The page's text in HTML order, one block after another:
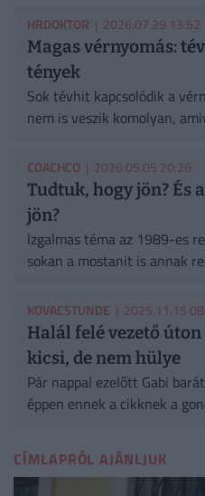
HRDOKTOR | 2026.07.29 13:52
Magas vérnyomás:
tények
Sok tévhit kapcsolódik a
nem is veszik komolyan,
COACHCO | 2026.05.05 20:26
Tudtuk, hogy jön? És
jön?
Izgalmas téma az 1989-es
sokan a mostanit is annak
KOVACSTUNDE | 2025.11.15
Halál felé vezető úton
kicsi, de nem hülye
Pár nappal ezelőtt Gabi
éppen ennek a cikknek a
CÍMLAPRÓL AJÁNLJUK